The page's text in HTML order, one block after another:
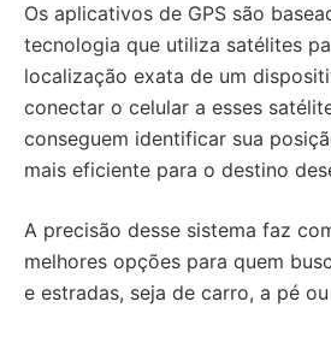
Os aplicativos de GPS são
tecnologia que utiliza satélites
localização exata de um
conectar o celular a esses
conseguem identificar sua
mais eficiente para o destino
A precisão desse sistema faz
melhores opções para quem
e estradas, seja de carro, a pé